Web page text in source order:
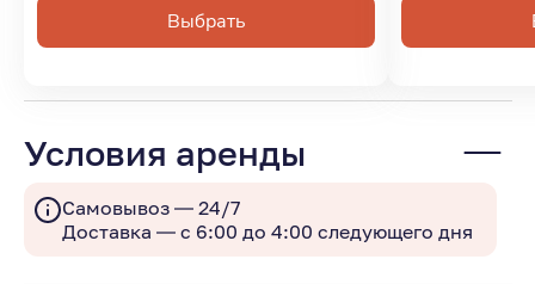
Выбрать
Условия аренды
Самовывоз — 24/7
Доставка — с 6:00 до 4:00 следующего дня